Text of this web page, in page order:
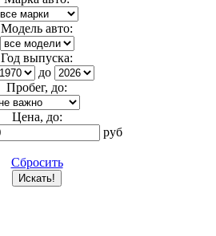
Модель авто:
Год выпуска:
до
Пробег, до:
Цена, до:
руб
Сбросить